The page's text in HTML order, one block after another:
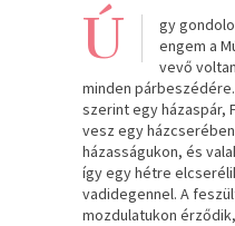
Ú
gy
engem a
vevő
minden
szerint egy házaspár,
vesz egy
házasságukon, és
így egy hétre
vadidegennel. A
mozdulatukon